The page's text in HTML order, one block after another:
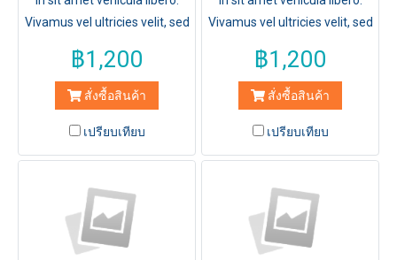
Vivamus vel ultricies velit, sed
฿1,200
สั่งซื้อสินค้า
เปรียบเทียบ
Vivamus vel ultricies velit, sed
฿1,200
สั่งซื้อสินค้า
เปรียบเทียบ